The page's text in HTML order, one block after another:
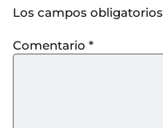
Los campos
Comentario *